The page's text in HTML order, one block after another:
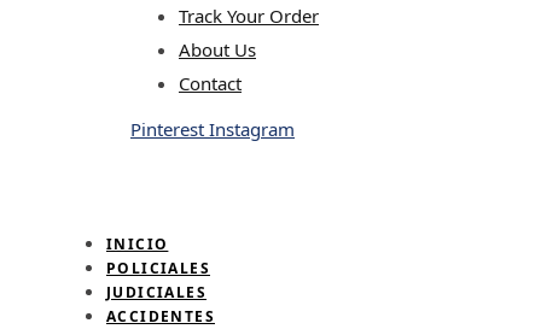
Track Your Order
About Us
Contact
Pinterest Instagram
INICIO
POLICIALES
JUDICIALES
ACCIDENTES